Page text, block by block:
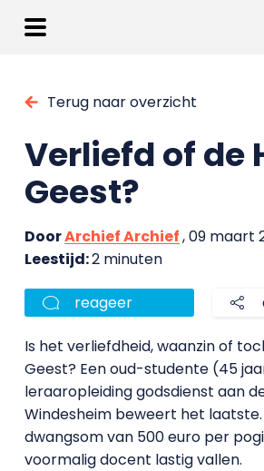
Terug naar overzicht
Verliefd of de
Geest?
DoorArchief Archief, 09 maart
Leestijd:2 minuten
reageer
Is het verliefdheid, waanzin of
Geest? Een oud-studente (45
leraaropleiding godsdienst aan
Windesheim beweert het
dwangsom van 500 euro per
voormalig docent lastig vallen.